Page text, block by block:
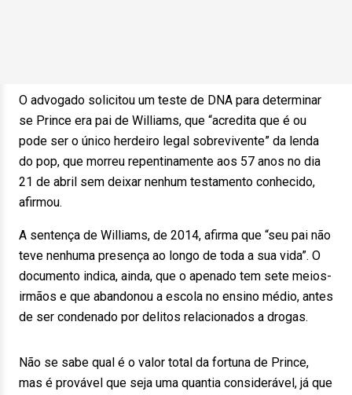
O advogado solicitou um teste de DNA para determinar
se Prince era pai de Williams, que “acredita que é ou
pode ser o único herdeiro legal sobrevivente” da lenda
do pop, que morreu repentinamente aos 57 anos no dia
21 de abril sem deixar nenhum testamento conhecido,
afirmou.
A sentença de Williams, de 2014, afirma que “seu pai não
teve nenhuma presença ao longo de toda a sua vida”. O
documento indica, ainda, que o apenado tem sete meios-
irmãos e que abandonou a escola no ensino médio, antes
de ser condenado por delitos relacionados a drogas.
Não se sabe qual é o valor total da fortuna de Prince,
mas é provável que seja uma quantia considerável, já que